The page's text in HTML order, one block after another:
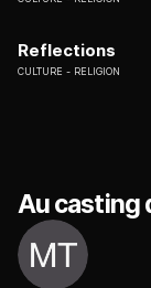
Reflections
CULTURE RELIGION
Au casting